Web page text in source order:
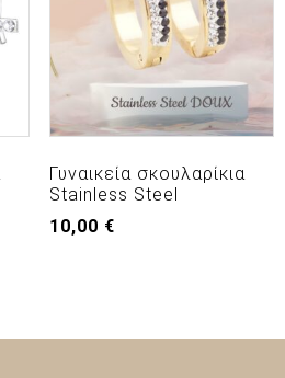
Γυναικεία σκουλαρίκια
Stainless Steel
10,00 €